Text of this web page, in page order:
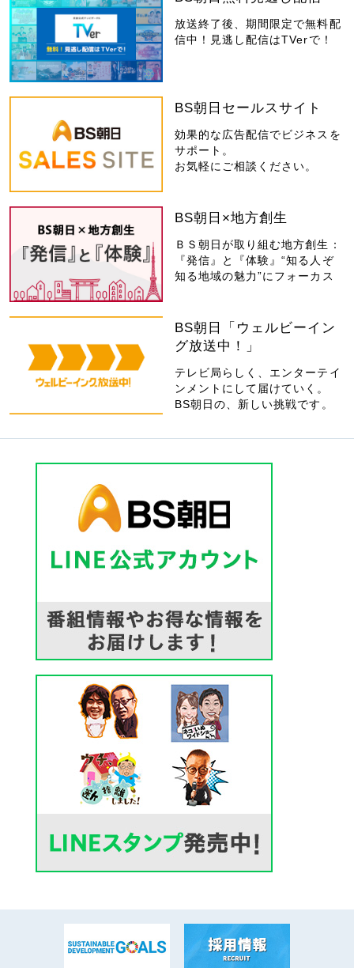
放送終了後、期間限定で無料配
信中！見逃し配信はTVerで！
BS朝日セールスサイト
効果的な広告配信でビジネスを
サポート。
お気軽にご相談ください。
BS朝日×地方創生
ＢＳ朝日が取り組む地方創生：
『発信』と『体験』“知る人ぞ
知る地域の魅力”にフォーカス
BS朝日「ウェルビーイン
グ放送中！」
テレビ局らしく、エンターテイ
ンメントにして届けていく。
BS朝日の、新しい挑戦です。